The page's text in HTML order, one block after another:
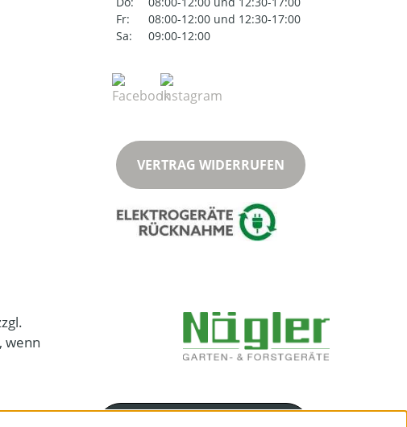
Fr:
08:00-12:00 und 12:30-17:00
Sa:
09:00-12:00
VERTRAG WIDERRUFEN
wenn